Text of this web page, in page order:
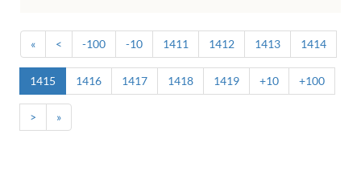
« < -100 -10 1411 1412 1413 1414
1415 1416 1417 1418 1419 +10 +100
> »